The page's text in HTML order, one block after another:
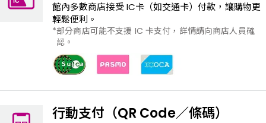
館內多數商店接受 IC卡（如交通卡）付款，讓購物更
輕鬆便利。
部分商店可能不支援 IC 卡支付，詳情請向商店人員確
認。
行動支付（QR Code／條碼）